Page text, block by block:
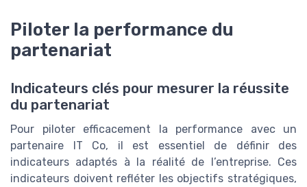
Piloter la performance du
partenariat
Indicateurs clés pour mesurer la réussite
du partenariat
Pour piloter efficacement la performance avec un
partenaire IT Co, il est essentiel de définir des
indicateurs adaptés à la réalité de l’entreprise. Ces
indicateurs doivent refléter les objectifs stratégiques,